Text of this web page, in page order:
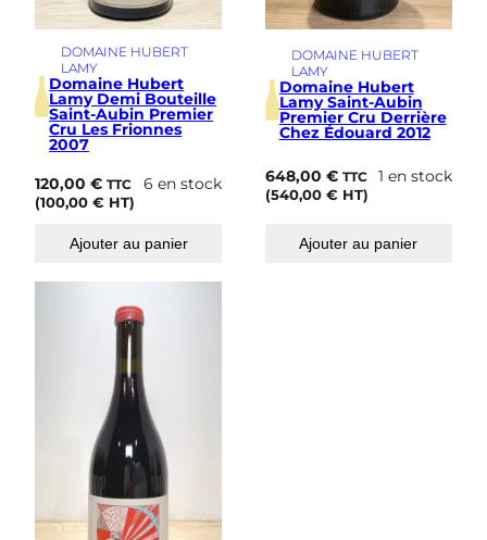
DOMAINE HUBERT
LAMY
Domaine Hubert
Lamy Demi Bouteille
Saint-Aubin Premier
Cru Les Frionnes
2007
120,00€ TTC
(100,00€ HT)
6 en stock
Ajouter au panier
DOMAINE HUBERT
LAMY
Domaine Hubert
Lamy Saint-Aubin
Premier Cru Derrière
Chez Édouard 2012
648,00 € TTC
(540,00 €HT)
1 en stock
Ajouter au panier